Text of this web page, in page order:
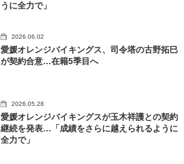
うに全力で」
2026.06.02
愛媛オレンジバイキングス、司令塔の古野拓巳
が契約合意…在籍5季目へ
2026.05.28
愛媛オレンジバイキングスが玉木祥護との契約
継続を発表…「成績をさらに越えられるように
全力で」